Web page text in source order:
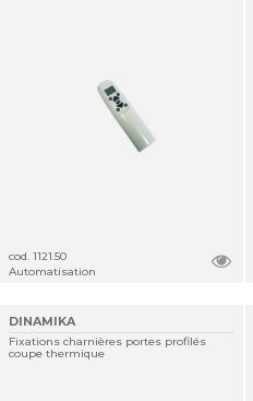
cod. 1121.50
Automatisation
DINAMIKA
Fixations charnières portes profilés
coupe thermique